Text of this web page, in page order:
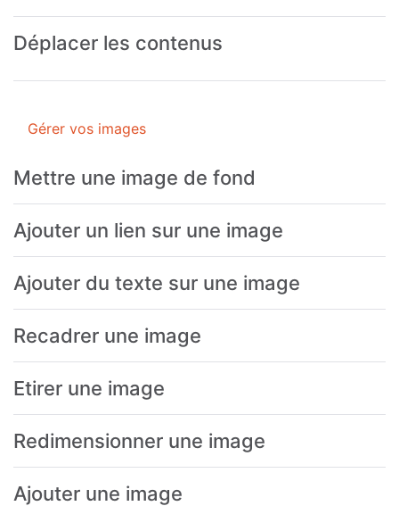
Déplacer les contenus
Gérer vos images
Mettre une image de fond
Ajouter un lien sur une image
Ajouter du texte sur une image
Recadrer une image
Etirer une image
Redimensionner une image
Ajouter une image